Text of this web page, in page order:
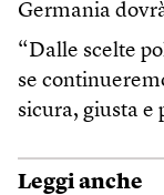
Germania
“Dalle scelte
se
sicura, giusta e
Leggi anche